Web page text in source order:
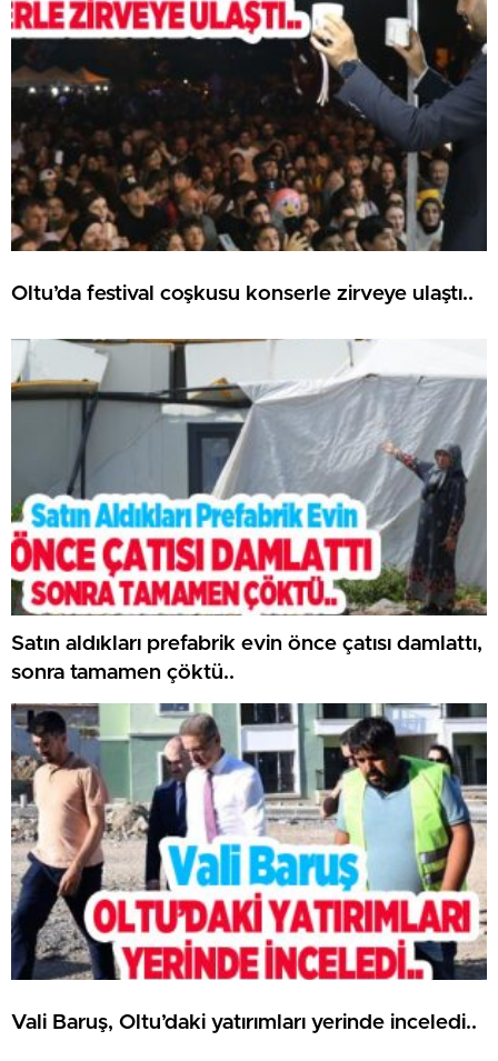
Oltu’da festival coşkusu konserle zirveye ulaştı..
Satın aldıkları prefabrik evin önce çatısı damlattı,
sonra tamamen çöktü..
Vali Baruş, Oltu’daki yatırımları yerinde inceledi..